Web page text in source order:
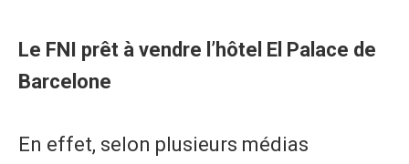
Le FNI prêt à vendre l’hôtel El Palace de
Barcelone
En effet, selon plusieurs médias